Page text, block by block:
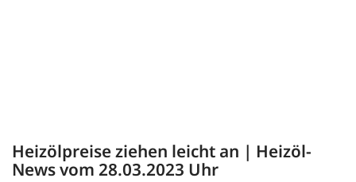
Heizölpreise ziehen leicht an | Heizöl-
News vom 28.03.2023